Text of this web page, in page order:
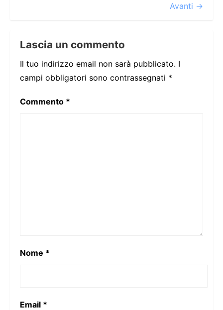
Avanti →
Lascia un commento
Il tuo indirizzo email non sarà pubblicato. I
campi obbligatori sono contrassegnati *
Commento *
Nome *
Email *